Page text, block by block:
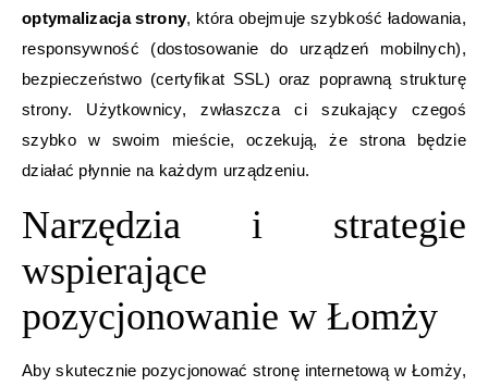
optymalizacja strony, która obejmuje szybkość ładowania,
responsywność (dostosowanie do urządzeń mobilnych),
bezpieczeństwo (certyfikat SSL) oraz poprawną strukturę
strony. Użytkownicy, zwłaszcza ci szukający czegoś
szybko w swoim mieście, oczekują, że strona będzie
działać płynnie na każdym urządzeniu.
Narzędzia i strategie
wspierające
pozycjonowanie w Łomży
Aby skutecznie pozycjonować stronę internetową w Łomży,